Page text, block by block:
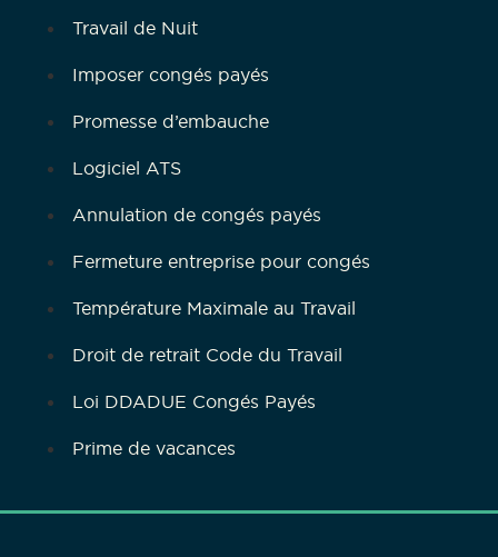
Travail de Nuit
Imposer congés payés
Promesse d’embauche
Logiciel ATS
Annulation de congés payés
Fermeture entreprise pour congés
Température Maximale au Travail
Droit de retrait Code du Travail
Loi DDADUE Congés Payés
Prime de vacances